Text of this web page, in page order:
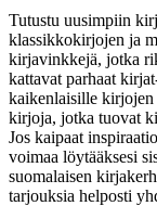
Tutustu uusimpiin
klassikkokirjojen ja
kirjavinkkejä, jotka
kattavat parhaat
kaikenlaisille
kirjoja, jotka tuovat
Jos kaipaat
voimaa löytääksesi
suomalaisen
tarjouksia helposti